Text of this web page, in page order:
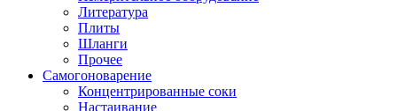
Литература
Плиты
Шланги
Прочее
Самогоноварение
Концентрированные соки
Настаивание